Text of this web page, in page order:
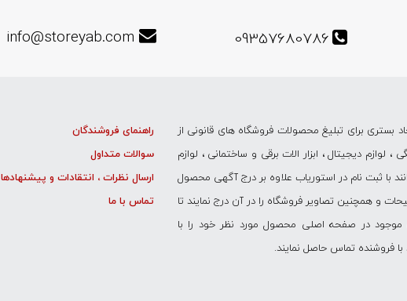
09357680786
برای تبلیغ محصولات فروشگاه های قانونی از
دیجیتال ، ابزار الات برقی و ساختمانی ، لوازم
با ثبت نام در استوریاب علاوه بر درج آگهی محصول
همچنین تصاویر فروشگاه را در آن درج نمایند تا
موجود در صفحه اصلی محصول مورد نظر خود را با
فروشنده تماس حاصل نمایند.
راهنمای فروشندگان
سوالات متداول
ارسال نظرات ، انتقادات و پیشنهادها
تماس با ما